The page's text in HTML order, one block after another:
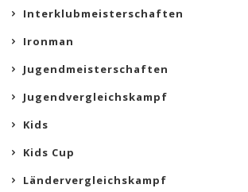
Interklubmeisterschaften
Ironman
Jugendmeisterschaften
Jugendvergleichskampf
Kids
Kids Cup
Ländervergleichskampf